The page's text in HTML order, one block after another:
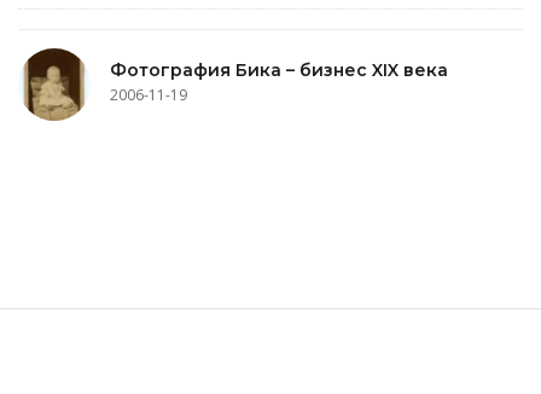
Фотография Бика – бизнес XIX века
2006-11-19